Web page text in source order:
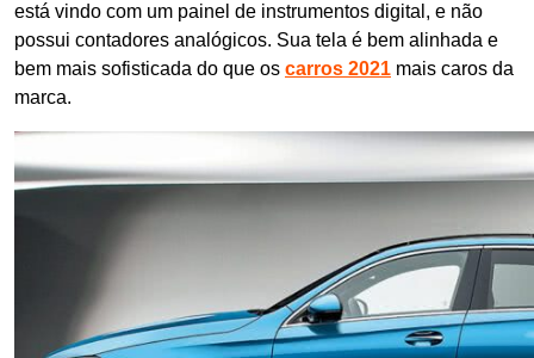
está vindo com um painel de instrumentos digital, e não
possui contadores analógicos. Sua tela é bem alinhada e
bem mais sofisticada do que os carros 2021 mais caros da
marca.